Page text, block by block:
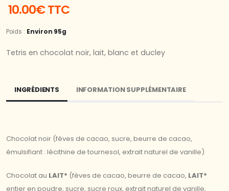
10.00€ TTC
Poids : Environ 95g
Tetris en chocolat noir, lait, blanc et ducley
INGRÉDIENTS INFORMATION SUPPLÉMENTAIRE
Chocolat noir (fèves de cacao, sucre, beurre de cacao,
émulsifiant : lécithine de tournesol, extrait naturel de vanille)
Chocolat au LAIT* (fèves de cacao, beurre de cacao, LAIT*
entier en poudre, sucre, sucre roux, extrait naturel de vanille,